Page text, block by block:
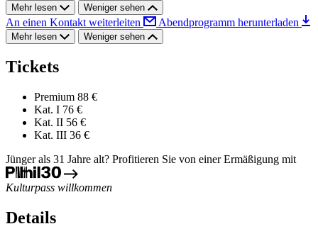
Mehr lesen Weniger sehen
An einen Kontakt weiterleiten Abendprogramm herunterladen
Mehr lesen Weniger sehen
Tickets
Premium 88 €
Kat. I 76 €
Kat. II 56 €
Kat. III 36 €
Jünger als 31 Jahre alt? Profitieren Sie von einer Ermäßigung mit
Kulturpass willkommen
Details